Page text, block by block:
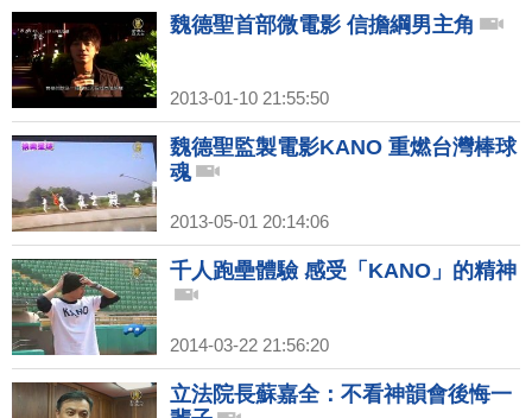
魏德聖首部微電影 信擔綱男主角
2013-01-10 21:55:50
魏德聖監製電影KANO 重燃台灣棒球
魂
2013-05-01 20:14:06
千人跑壘體驗 感受「KANO」的精神
2014-03-22 21:56:20
立法院長蘇嘉全：不看神韻會後悔一